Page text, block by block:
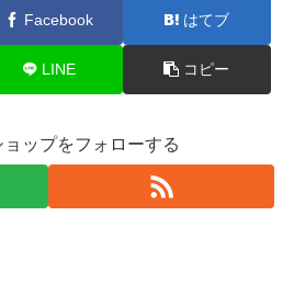
Facebook はてブ
LINE コピー
ップをフォローする